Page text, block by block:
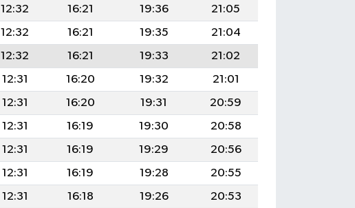
12:32 16:21 19:36
21:05
12:32 16:21 19:35
21:04
12:32 16:21 19:33
21:02
12:31 16:20 19:32
21:01
12:31 16:20 19:31
20:59
12:31 16:19 19:30
20:58
12:31 16:19 19:29
20:56
12:31 16:19 19:28
20:55
12:31 16:18 19:26
20:53